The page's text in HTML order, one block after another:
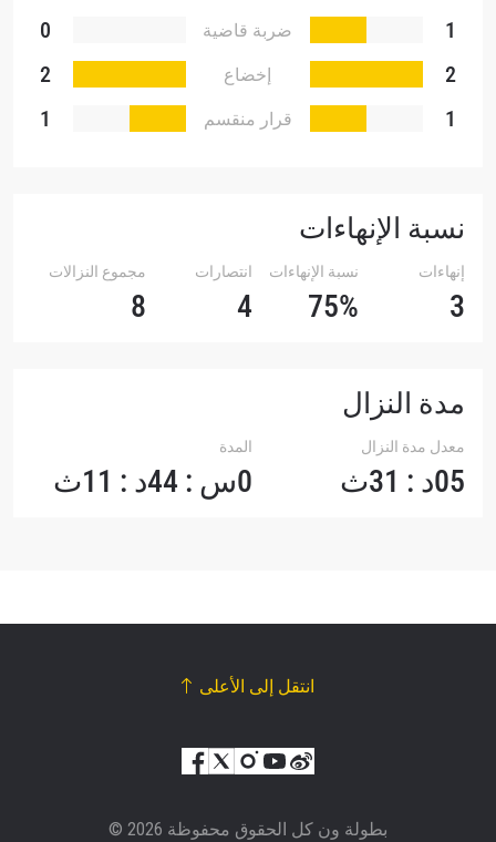
1
ضربة قاضية
0
2
إخضاع
2
1
قرار منقسم 1
نسبة الإنهاءات
إنهاءات
3
نسبة الإنهاءات
75%
انتصارات
4
مجموع النزالات
8
مدة النزال
معدل مدة النزال
05د : 31ث
المدة
0س : 44د : 11ث
انتقل إلى الأعلى
© بطولة ون كل الحقوق محفوظة 2026